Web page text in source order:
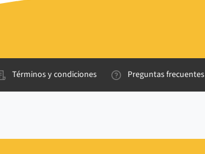
Términos y condiciones Preguntas frecuentes